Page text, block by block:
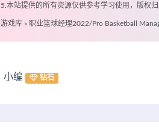
5.本站提供的所有资源仅供参考学习使用，版权
游戏库 » 职业篮球经理2022/Pro Basketball
小编 钻石